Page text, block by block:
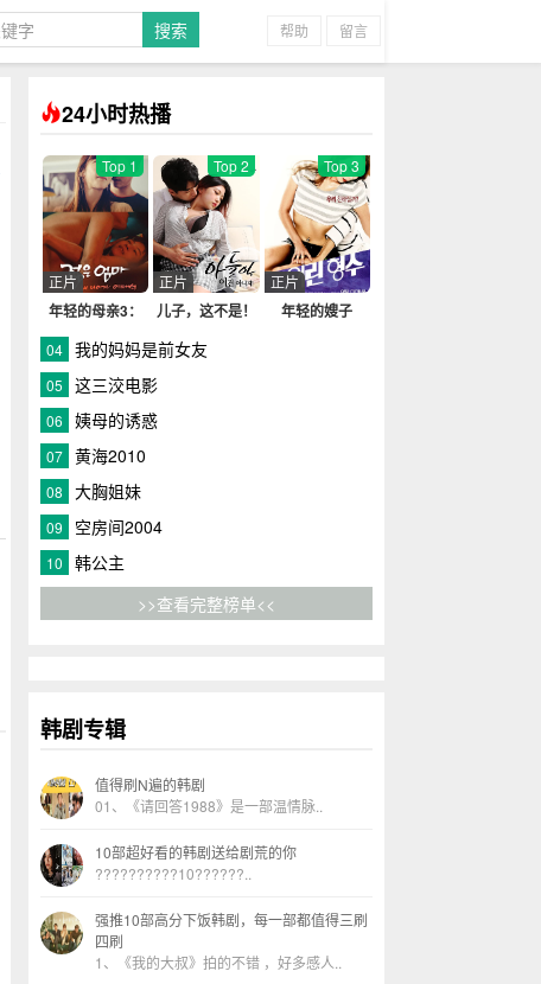
帮助 留言
24小时热播
年轻的母亲3：
我年纪如何
Top 1
正片
儿子，这不是！
Top 2
正片
年轻的嫂子
Top 3
正片
04 我的妈妈是前女友
05 这三洨电影
06 姨母的诱惑
07 黄海2010
08 大胸姐妹
09 空房间2004
10
韩公主
>>查看完整榜单<<
韩剧专辑
值得刷N遍的韩剧
01、《请回答1988》是一部温情脉..
10部超好看的韩剧送给剧荒的你
??????????10??????..
强推10部高分下饭韩剧，每一部都值得三刷
四刷
1、《我的大叔》拍的不错 ，好多感人..